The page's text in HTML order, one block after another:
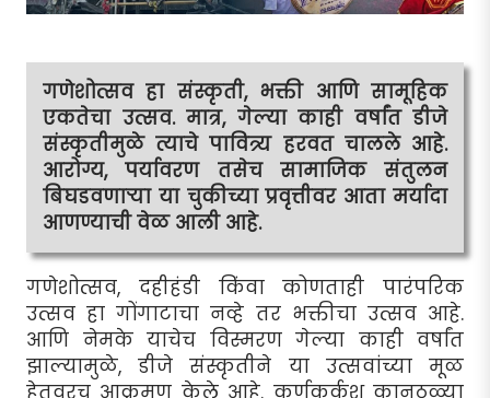
गणेशोत्सव हा संस्कृती, भक्ती आणि सामूहिक
एकतेचा उत्सव. मात्र, गेल्या काही वर्षांत डीजे
संस्कृतीमुळे त्याचे पावित्र्य हरवत चालले आहे.
आरोग्य, पर्यावरण तसेच सामाजिक संतुलन
बिघडवणार्‍या या चुकीच्या प्रवृत्तीवर आता मर्यादा
आणण्याची वेळ आली आहे.
गणेशोत्सव, दहीहंडी किंवा कोणताही पारंपरिक
उत्सव हा गोंगाटाचा नव्हे तर भक्तीचा उत्सव आहे.
आणि नेमके याचेच विस्मरण गेल्या काही वर्षांत
झाल्यामुळे, डीजे संस्कृतीने या उत्सवांच्या मूळ
हेतूवरच आक्रमण केले आहे. कर्णकर्कश कानठळ्या